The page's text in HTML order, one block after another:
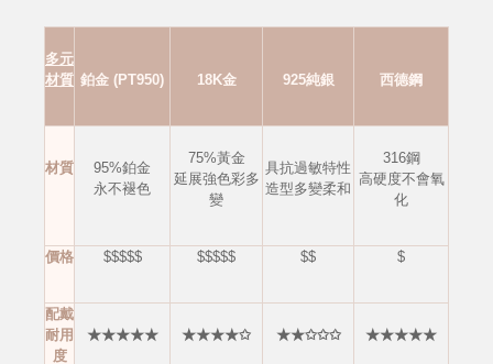
多元
材質 鉑金 (PT950) 18K金 925純銀 西德鋼
材質
95%鉑金
永不褪色
75%黃金
延展強色彩多
變
具抗過敏特性
造型多變柔和
316鋼
高硬度不會氧
化
價格 $$$$$ $$$$$ $$ $
配戴
耐用
度
★★★★★ ★★★★✩ ★★✩✩✩ ★★★★★